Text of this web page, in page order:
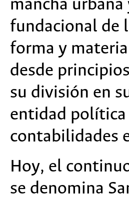
mancha
fundacional de
forma y
desde
su división en
entidad política
contabilidades
Hoy, el
se denomina